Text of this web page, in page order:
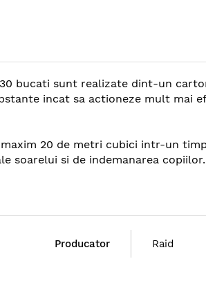
bucati sunt realizate dint-un
incat sa actioneze mult mai
20 de metri cubici intr-un
soarelui si de indemanarea copiilor.
Producator Raid